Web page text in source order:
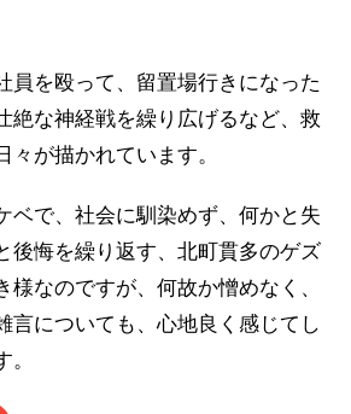
員を殴って、留置場行きになった
絶な神経戦を繰り広げるなど、救
々が描かれています。
ベで、社会に馴染めず、何かと失
後悔を繰り返す、北町貫多のゲズ
様なのですが、何故か憎めなく、
言についても、心地良く感じてし